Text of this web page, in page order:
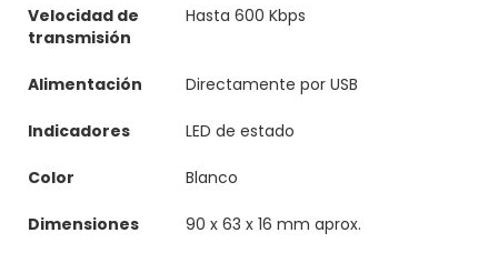
Velocidad de
transmisión
Hasta 600 Kbps
Alimentación Directamente por USB
Indicadores LED de estado
Color Blanco
Dimensiones 90 x 63 x 16 mm aprox.